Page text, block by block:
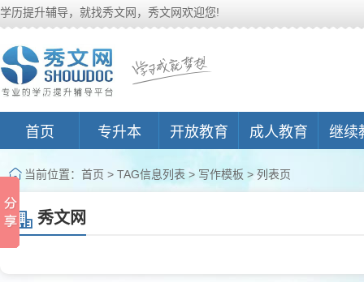
学历提升辅导，就找秀文网，秀文网欢迎您!
首页 专升本 开放教育 成人教育 继续
当前位置： 首页 > TAG信息列表 > 写作模板 > 列表页
秀文网